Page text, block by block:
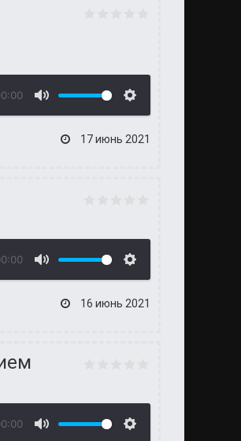
17 июнь 2021
16 июнь 2021